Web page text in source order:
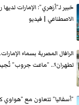
خبير لـ”أزهري”: الإمارات لديها
الاصطناعي | فيديو
الرافال المصرية بسماء
لطهران؟.. ”ماعت جروب”
”أسفاليا” تتعاون مع ”هواوي